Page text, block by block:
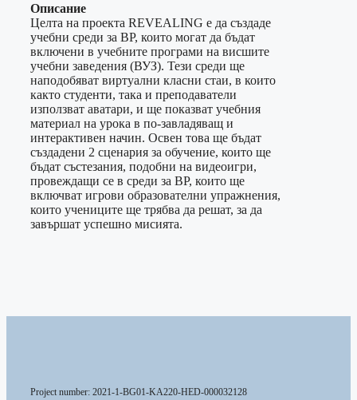
Описание
Целта на проекта REVEALING е да създаде
учебни среди за ВР, които могат да бъдат
включени в учебните програми на висшите
учебни заведения (ВУЗ). Тези среди ще
наподобяват виртуални класни стаи, в които
както студенти, така и преподаватели
използват аватари, и ще показват учебния
материал на урока в по-завладяващ и
интерактивен начин. Освен това ще бъдат
създадени 2 сценария за обучение, които ще
бъдат състезания, подобни на видеоигри,
провеждащи се в среди за ВР, които ще
включват игрови образователни упражнения,
които учениците ще трябва да решат, за да
завършат успешно мисията.
Project number: 2021-1-BG01-KA220-HED-000032128